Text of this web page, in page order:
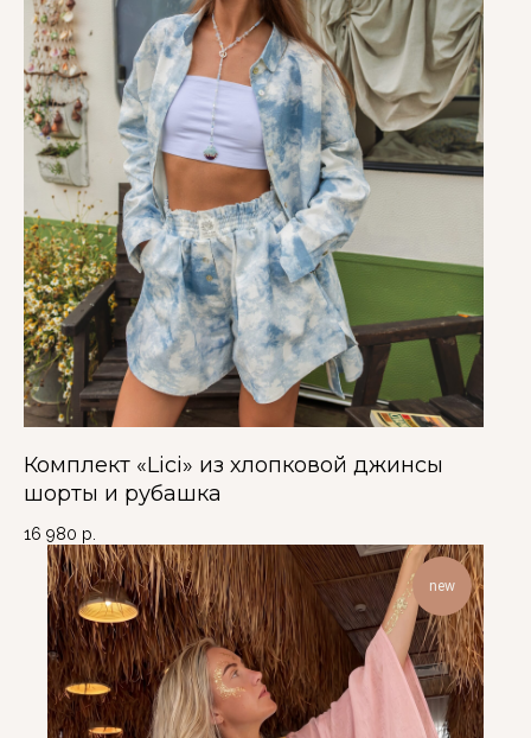
Комплект «Lici» из хлопковой джинсы
шорты и рубашка
16 980 р.
new